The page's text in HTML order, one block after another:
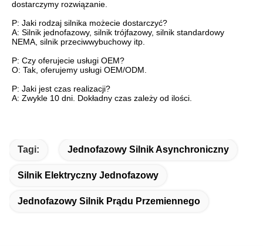
dostarczymy rozwiązanie.
P: Jaki rodzaj silnika możecie dostarczyć?
A: Silnik jednofazowy, silnik trójfazowy, silnik standardowy
NEMA, silnik przeciwwybuchowy itp.
P: Czy oferujecie usługi OEM?
O: Tak, oferujemy usługi OEM/ODM.
P: Jaki jest czas realizacji?
A: Zwykle 10 dni. Dokładny czas zależy od ilości.
Tagi: Jednofazowy Silnik Asynchroniczny
Silnik Elektryczny Jednofazowy
Jednofazowy Silnik Prądu Przemiennego